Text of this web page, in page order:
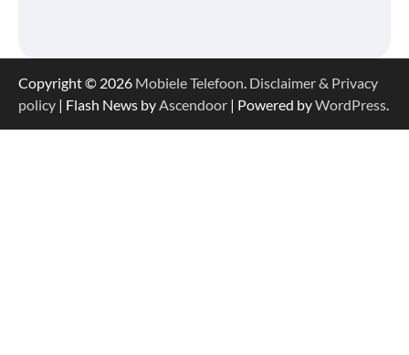
Copyright © 2026 Mobiele Telefoon. Disclaimer & Privacy
policy | Flash News byAscendoor | Powered byWordPress.